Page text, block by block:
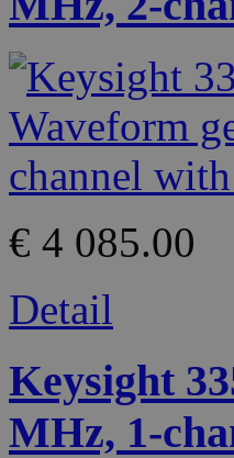
€ 4 085.00
Detail
Keysight
MHz, 1-